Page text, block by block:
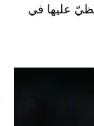
عليها في